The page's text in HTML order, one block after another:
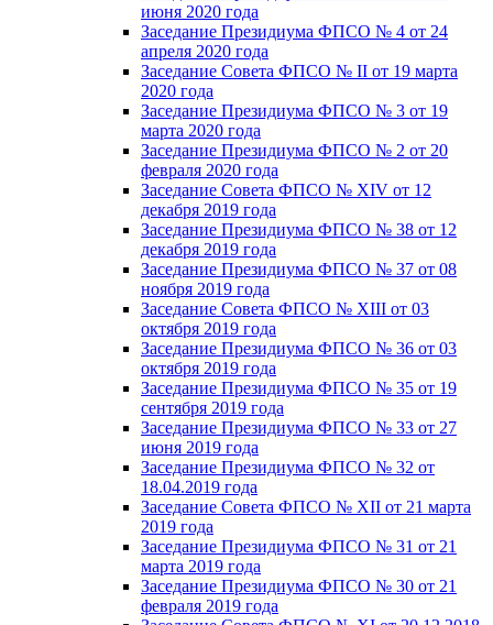
июня 2020 года
Заседание Президиума ФПСО № 4 от 24
апреля 2020 года
Заседание Совета ФПСО № II от 19 марта
2020 года
Заседание Президиума ФПСО № 3 от 19
марта 2020 года
Заседание Президиума ФПСО № 2 от 20
февраля 2020 года
Заседание Совета ФПСО № XIV от 12
декабря 2019 года
Заседание Президиума ФПСО № 38 от 12
декабря 2019 года
Заседание Президиума ФПСО № 37 от 08
ноября 2019 года
Заседание Совета ФПСО № XIII от 03
октября 2019 года
Заседание Президиума ФПСО № 36 от 03
октября 2019 года
Заседание Президиума ФПСО № 35 от 19
сентября 2019 года
Заседание Президиума ФПСО № 33 от 27
июня 2019 года
Заседание Президиума ФПСО № 32 от
18.04.2019 года
Заседание Совета ФПСО № XII от 21 марта
2019 года
Заседание Президиума ФПСО № 31 от 21
марта 2019 года
Заседание Президиума ФПСО № 30 от 21
февраля 2019 года